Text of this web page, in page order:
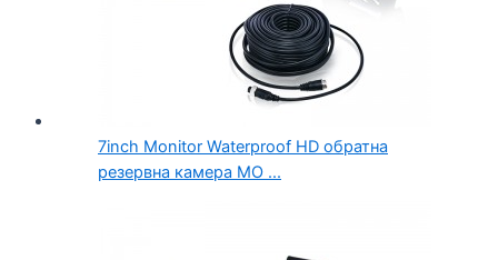
7inch Monitor Waterproof HD обратна
резервна камера MO ...